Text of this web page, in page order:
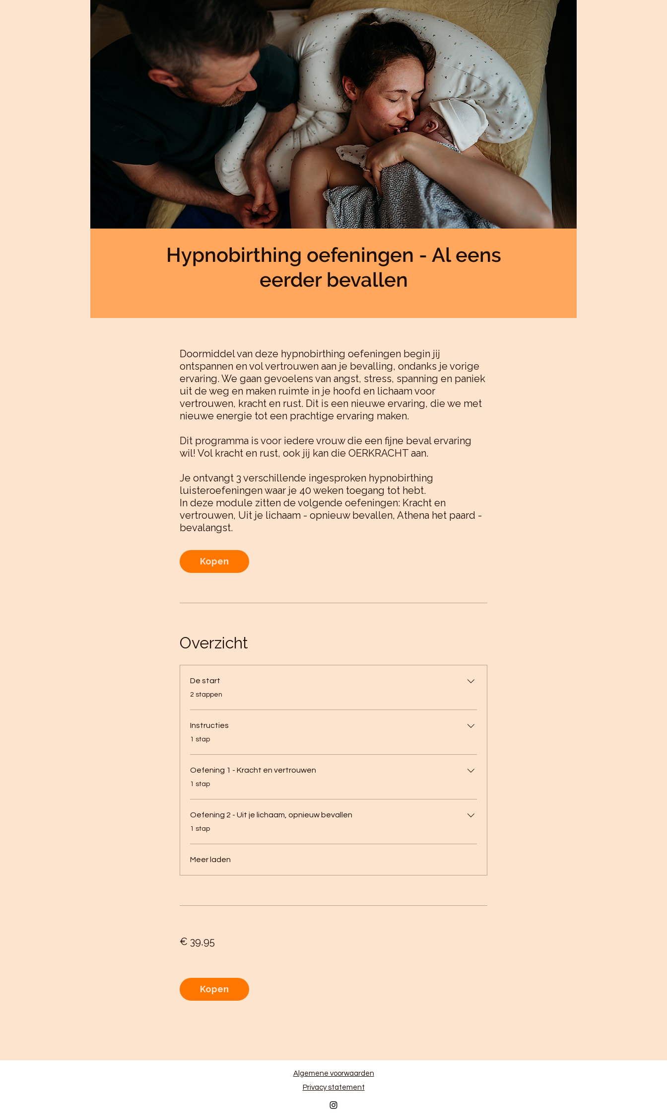
Hypnobirthing oefeningen - Al eens
eerder bevallen
Doormiddel van deze hypnobirthing oefeningen begin jij
ontspannen en vol vertrouwen aan je bevalling, ondanks je vorige
ervaring. We gaan gevoelens van angst, stress, spanning en paniek
uit de weg en maken ruimte in je hoofd en lichaam voor
vertrouwen, kracht en rust. Dit is een nieuwe ervaring, die we met
nieuwe energie tot een prachtige ervaring maken.
Dit programma is voor iedere vrouw die een fijne beval ervaring
wil! Vol kracht en rust, ook jij kan die OERKRACHT aan.
Je ontvangt 3 verschillende ingesproken hypnobirthing
luisteroefeningen waar je 40 weken toegang tot hebt.
In deze module zitten de volgende oefeningen: Kracht en
vertrouwen, Uit je lichaam - opnieuw bevallen, Athena het paard -
bevalangst.
Kopen
Overzicht
De start
.2 stappen
Instructies
.1 stap
Oefening 1 - Kracht en vertrouwen
.1 stap
Oefening 2 - Uit je lichaam, opnieuw bevallen
.1 stap
Meer laden
€ 39,95
Kopen
Algemene voorwaarden
Privacy statement